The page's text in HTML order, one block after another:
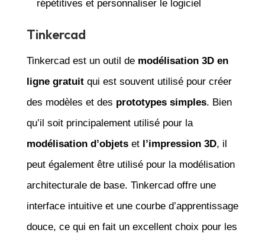
répétitives et personnaliser le logiciel
Tinkercad
Tinkercad est un outil de modélisation 3D en
ligne gratuitqui est souvent utilisé pour créer
des modèles et des prototypes simples. Bien
qu’il soit principalement utilisé pour la
modélisation d’objetset l’impression 3D, il
peut également être utilisé pour la modélisation
architecturale de base. Tinkercad offre une
interface intuitive et une courbe d’apprentissage
douce, ce qui en fait un excellent choix pour les